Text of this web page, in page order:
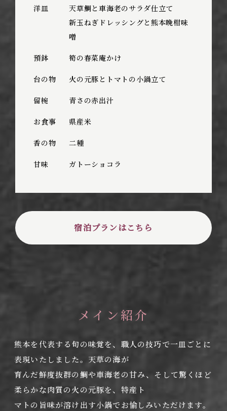
洋皿
天草鯛と車海老のサラダ仕立て
新玉ねぎドレッシングと熊本晩柑味
噌󠄀
預鉢 筍の春菜庵かけ
台の物 火の元豚とトマトの小鍋立て
留椀 青さの赤出汁
お食事 県産米
香の物 二種
甘味 ガトーショコラ
宿泊プランはこちら
メイン紹介
熊本を代表する旬の味覚を、職人の技巧で一皿ごとに
表現いたしました。天草の海が
育んだ鮮度抜群の鯛や車海老の甘み、そして驚くほど
柔らかな肉質の火の元豚を、特産ト
マトの旨味が溶け出す小鍋でお愉しみいただけます。